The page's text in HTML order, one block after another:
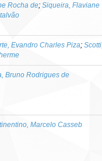
Rocha de; Siqueira, Flaviane
Evandro Charles Piza; Scotti,
Bruno Rodrigues de
Marcelo Casseb